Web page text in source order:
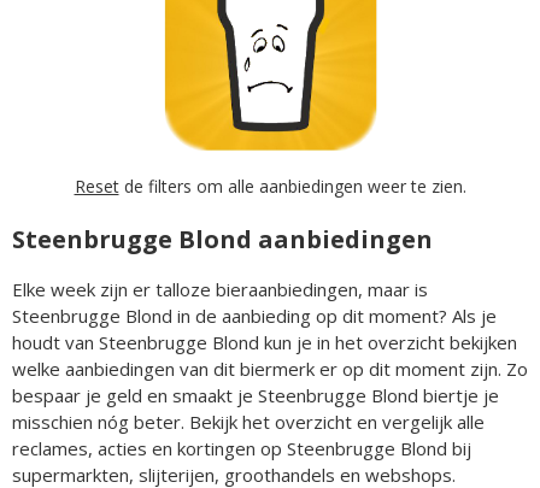
Resetde filters om alle aanbiedingen weer te zien.
Steenbrugge Blond aanbiedingen
Elke week zijn er talloze bieraanbiedingen, maar is
Steenbrugge Blond in de aanbieding op dit moment? Als je
houdt van Steenbrugge Blond kun je in het overzicht bekijken
welke aanbiedingen van dit biermerk er op dit moment zijn. Zo
bespaar je geld en smaakt je Steenbrugge Blond biertje je
misschien nóg beter. Bekijk het overzicht en vergelijk alle
reclames, acties en kortingen op Steenbrugge Blond bij
supermarkten, slijterijen, groothandels en webshops.